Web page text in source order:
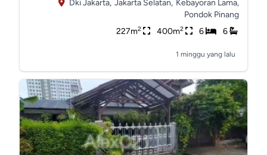
Dki Jakarta, Jakarta Selatan, Kebayoran Lama,
Pondok Pinang
227m2 400m2 6 6
1 minggu yang lalu